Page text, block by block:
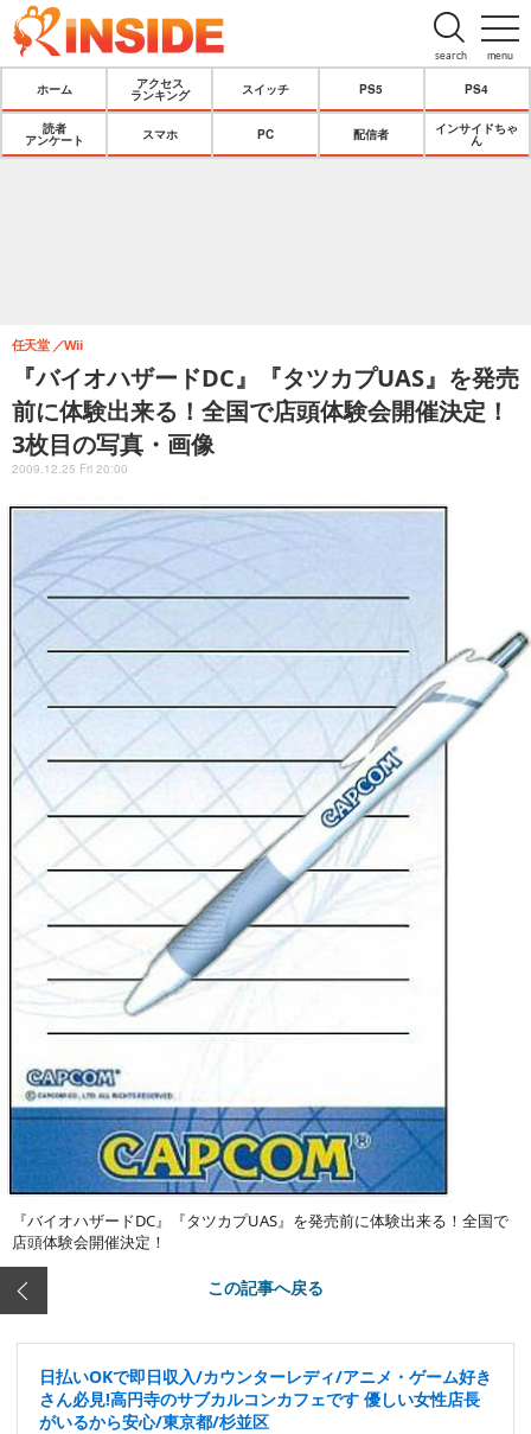
menu
search
ホーム
アクセス
ランキング
スイッチ PS5 PS4
読者
アンケート
スマホ PC 配信者
インサイドちゃ
ん
『バイオハザードDC』『タツカプUAS』を発売
前に体験出来る！全国で店頭体験会開催決定！
3枚目の写真・画像
任天堂 Wii
2009.12.25 Fri 20:00
『バイオハザードDC』『タツカプUAS』を発売前に体験出来る！全国で
店頭体験会開催決定！
この記事へ戻る
日払いOKで即日収入/カウンターレディ/アニメ・ゲーム好き
さん必見!高円寺のサブカルコンカフェです 優しい女性店長
がいるから安心/東京都/杉並区